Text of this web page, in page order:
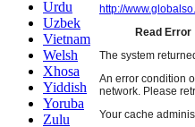
Urdu
Uzbek
Vietnamese
Welsh
Xhosa
Yiddish
Yoruba
Zulu